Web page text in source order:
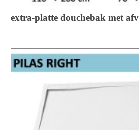
extra-platte douchebak met